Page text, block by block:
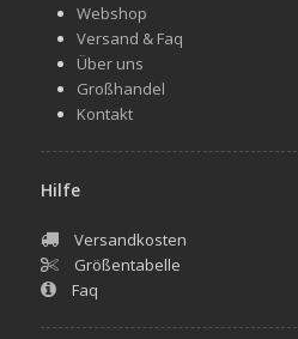
Webshop
Versand & Faq
Über uns
Großhandel
Kontakt
Hilfe
Versandkosten
Größentabelle
Faq